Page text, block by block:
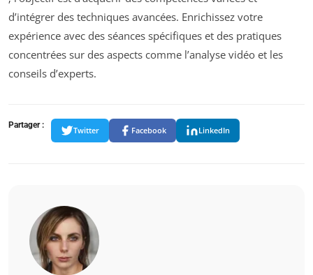
d’intégrer des techniques avancées. Enrichissez votre
expérience avec des séances spécifiques et des pratiques
concentrées sur des aspects comme l’analyse vidéo et les
conseils d’experts.
Partager :
Twitter Facebook LinkedIn